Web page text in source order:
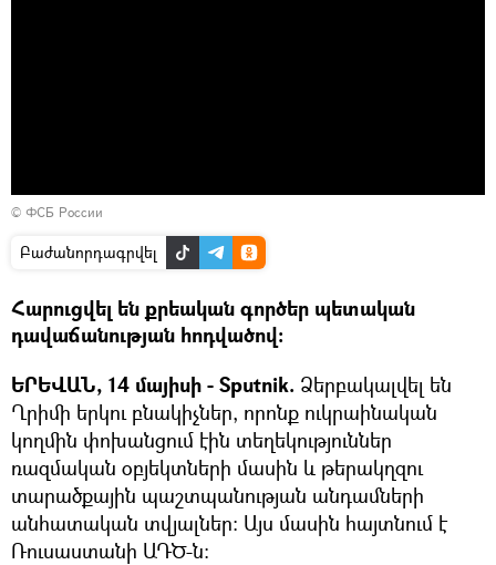
© ФСБ России
Բաժանորդագրվել
Հարուցվել են քրեական գործեր պետական
դավաճանության հոդվածով:
ԵՐԵՎԱՆ, 14 մայիսի - Sputnik. Ձերբակալվել են
Ղրիմի երկու բնակիչներ, որոնք ուկրաինական
կողմին փոխանցում էին տեղեկություններ
ռազմական օբյեկտների մասին և թերակղզու
տարածքային պաշտպանության անդամների
անհատական տվյալներ։ Այս մասին հայտնում է
Ռուսաստանի ԱԴԾ-ն: